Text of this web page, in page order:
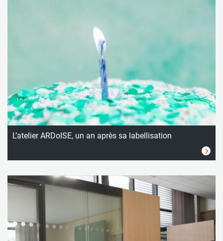
L’atelier ARDoISE, un an après sa labellisation